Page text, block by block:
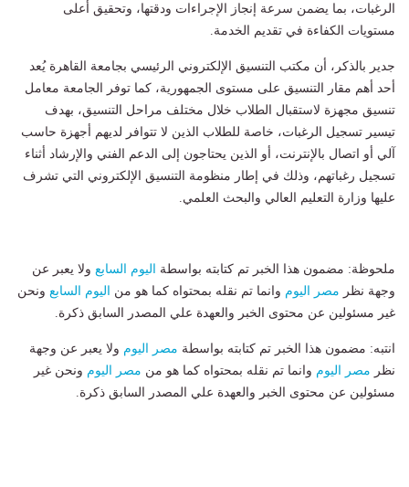
الرغبات، بما يضمن سرعة إنجاز الإجراءات ودقتها، وتحقيق أعلى
مستويات الكفاءة في تقديم الخدمة.
جدير بالذكر، أن مكتب التنسيق الإلكتروني الرئيسي بجامعة القاهرة يُعد
أحد أهم مقار التنسيق على مستوى الجمهورية، كما توفر الجامعة معامل
تنسيق مجهزة لاستقبال الطلاب خلال مختلف مراحل التنسيق، بهدف
تيسير تسجيل الرغبات، خاصة للطلاب الذين لا تتوافر لديهم أجهزة حاسب
آلي أو اتصال بالإنترنت، أو الذين يحتاجون إلى الدعم الفني والإرشاد أثناء
تسجيل رغباتهم، وذلك في إطار منظومة التنسيق الإلكتروني التي تشرف
عليها وزارة التعليم العالي والبحث العلمي.
ملحوظة: مضمون هذا الخبر تم كتابته بواسطة اليوم السابع ولا يعبر عن
وجهة نظر مصر اليوم وانما تم نقله بمحتواه كما هو من اليوم السابع ونحن
غير مسئولين عن محتوى الخبر والعهدة علي المصدر السابق ذكرة.
انتبه: مضمون هذا الخبر تم كتابته بواسطة مصر اليوم ولا يعبر عن وجهة
نظر مصر اليوم وانما تم نقله بمحتواه كما هو من مصر اليوم ونحن غير
مسئولين عن محتوى الخبر والعهدة علي المصدر السابق ذكرة.